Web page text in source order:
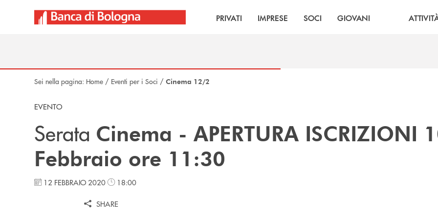
PRIVATI IMPRESE SOCI GIOVANI
Sei nella pagina: Home / Eventi per i Soci / Cinema 12/2
EVENTO
Serata Cinema - APERTURA ISCRIZIONI
Febbraio ore 11:30
12 FEBBRAIO 2020 18:00
SHARE